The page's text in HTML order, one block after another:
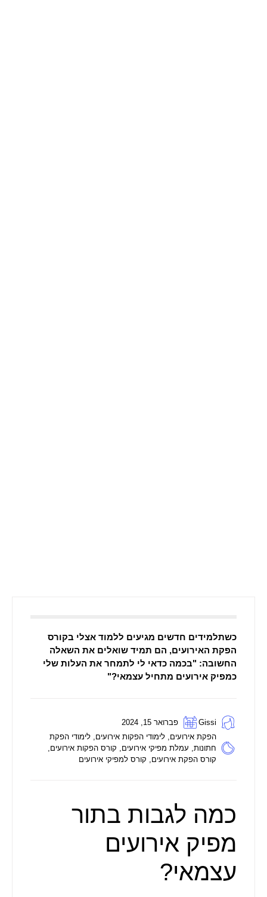
כשתלמידים חדשים מגיעים ללמוד אצלי בקורס
הפקת האירועים, הם תמיד שואלים את השאלה
החשובה: "בכמה כדאי לי לתמחר את העלות שלי
כמפיק אירועים מתחיל עצמאי?"
Gissi
פברואר 15, 2024
הפקת אירועים, לימודי הפקות אירועים, לימודי הפקת
חתונות, עמלת מפיקי אירועים, קורס הפקות אירועים,
קורס הפקת אירועים, קורס למפיקי אירועים
כמה לגבות בתור
מפיק אירועים
עצמאי?